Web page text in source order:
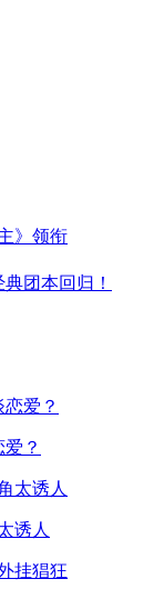
》领衔
团本回归！
？
诱人